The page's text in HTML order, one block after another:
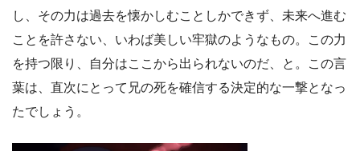
し、その力は過去を懐かしむことしかできず、未来へ進む
ことを許さない、いわば美しい牢獄のようなもの。この力
を持つ限り、自分はここから出られないのだ、と。この言
葉は、直次にとって兄の死を確信する決定的な一撃となっ
たでしょう。